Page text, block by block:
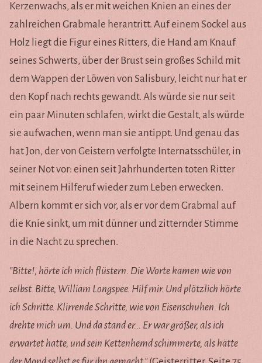
Kerzenwachs, als er mit weichen Knien an eines der
zahlreichen Grabmale herantritt. Auf einem Sockel aus
Holz liegt die Figur eines Ritters, die Hand am Knauf
seines Schwerts, über der Brust sein großes Schild mit
dem Wappen der Löwen von Salisbury, leicht nur hat er
den Kopf nach rechts gewandt. Als würde sie nur seit
ein paar Minuten schlafen, wirkt die Gestalt, als würde
sie aufwachen, wenn man sie antippt. Und genau das
hat Jon, der von Geistern verfolgte Internatsschüler, in
seiner Not vor: einen seit Jahrhunderten toten Ritter
mit seinem Hilferuf wieder zum Leben erwecken.
Albern kommt er sich vor, als er vor dem Grabmal auf
die Knie sinkt, um mit dünner und zitternder Stimme
in die Nacht zu sprechen.
"Bitte!, hörte ich mich flüstern. Die Worte kamen wie von
selbst. Bitte, William Longspee. Hilf mir. Und plötzlich hörte
ich Schritte. Klirrende Schritte, wie von Eisenschuhen. Ich
drehte mich um. Und da stand er... Er war größer, als ich
erwartet hatte, und sein Kettenhemd schimmerte, als hätte